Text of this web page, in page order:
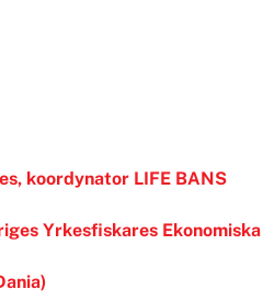
koordynator LIFE BANS
Yrkesfiskares